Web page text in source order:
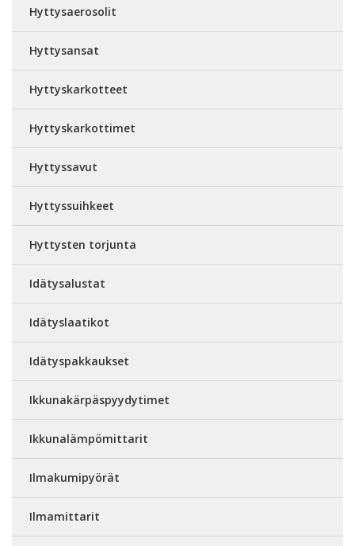
Hyttysaerosolit
Hyttysansat
Hyttyskarkotteet
Hyttyskarkottimet
Hyttyssavut
Hyttyssuihkeet
Hyttysten torjunta
Idätysalustat
Idätyslaatikot
Idätyspakkaukset
Ikkunakärpäspyydytimet
Ikkunalämpömittarit
Ilmakumipyörät
Ilmamittarit